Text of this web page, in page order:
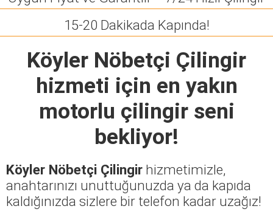
15-20 Dakikada Kapında!
Köyler Nöbetçi Çilingir
hizmeti için en yakın
motorlu çilingir seni
bekliyor!
Köyler Nöbetçi Çilingir hizmetimizle,
anahtarınızı unuttuğunuzda ya da kapıda
kaldığınızda sizlere bir telefon kadar uzağız!